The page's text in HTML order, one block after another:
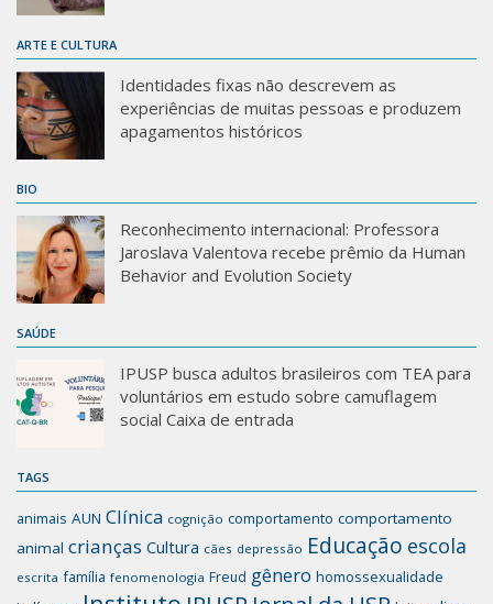
ARTE E CULTURA
Identidades fixas não descrevem as
experiências de muitas pessoas e produzem
apagamentos históricos
BIO
Reconhecimento internacional: Professora
Jaroslava Valentova recebe prêmio da Human
Behavior and Evolution Society
SAÚDE
IPUSP busca adultos brasileiros com TEA para
voluntários em estudo sobre camuflagem
social Caixa de entrada
TAGS
animais AUN Clínica cognição comportamento comportamento
animal crianças Cultura cães depressão Educação escola
escrita família fenomenologia Freud gênero homossexualidade